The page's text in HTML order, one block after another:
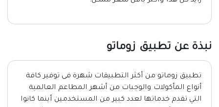
نبذة عن تطبيق زوماتو
تطبيق زوماتو من أكثر التطبيقات شهرة فى توفير كافة
أنواع المأكولات والوجبات من أشهر المطاعم العالمية
التي تقدم خدماتها لعدد كبير من المستخدمين أينما كانوا